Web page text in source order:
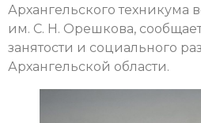
Архангельского техникума
им. С. Н. Орешкова,
занятости и социального
Архангельской области.